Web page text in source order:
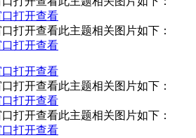
此主题相关图片如下：
此主题相关图片如下：
此主题相关图片如下：